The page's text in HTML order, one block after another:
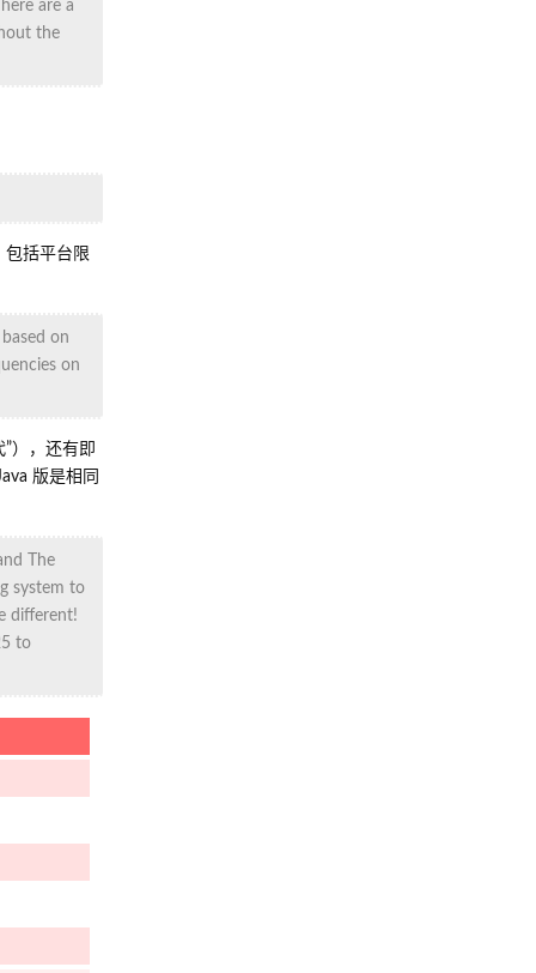
are a
the
包括平台限
on
on
），还有即
版是相同
The
system to
different!
to